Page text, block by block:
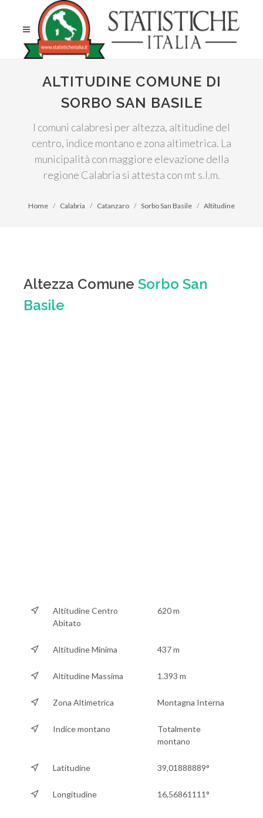
ALTITUDINE COMUNE DI
SORBO SAN BASILE
I comuni calabresi per altezza, altitudine del
centro, indice montano e zona altimetrica. La
municipalità con maggiore elevazione della
regione Calabria si attesta con mt s.l.m.
Home Calabria Catanzaro Sorbo San Basile Altitudine
Altezza Comune Sorbo San
Basile
Altitudine Centro
Abitato
620 m
Altitudine Minima 437 m
Altitudine Massima 1.393 m
Zona Altimetrica Montagna Interna
Indice montano
Totalmente
montano
Latitudine 39,01888889°
Longitudine 16,56861111°